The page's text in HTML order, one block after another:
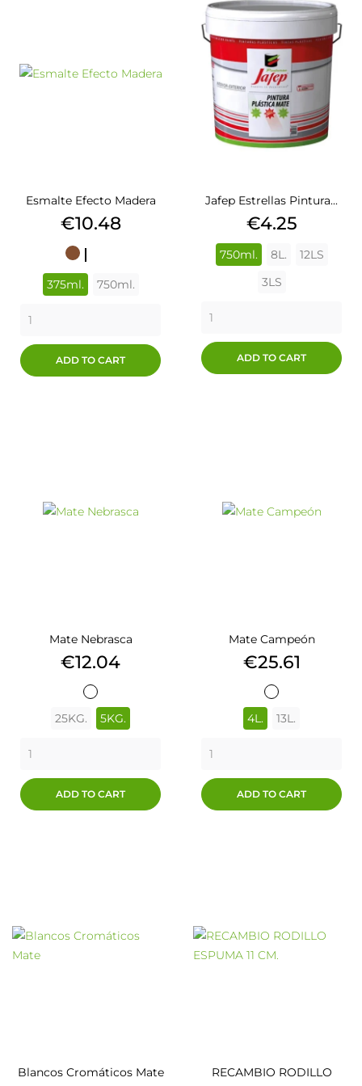
Esmalte Efecto Madera
Price
€10.48
NOGAL
375ml. 750ml.
ADD TO CART
Jafep Estrellas Pintura...
Price
€4.25
750ml. 8L.
12LS
3LS
ADD TO CART
Mate Nebrasca
Price
€12.04
BLANCO
25KG. 5KG.
ADD TO CART
Mate Campeón
Price
€25.61
BLANCO
4L. 13L.
ADD TO CART
Blancos Cromáticos Mate
RECAMBIO RODILLO